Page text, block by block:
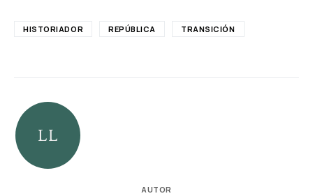
HISTORIADOR REPÚBLICA TRANSICIÓN
AUTOR